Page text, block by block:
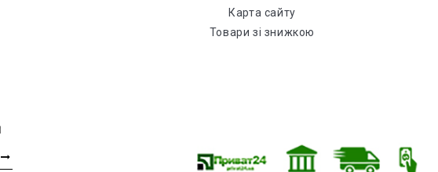
Карта сайту
Товари зі знижкою